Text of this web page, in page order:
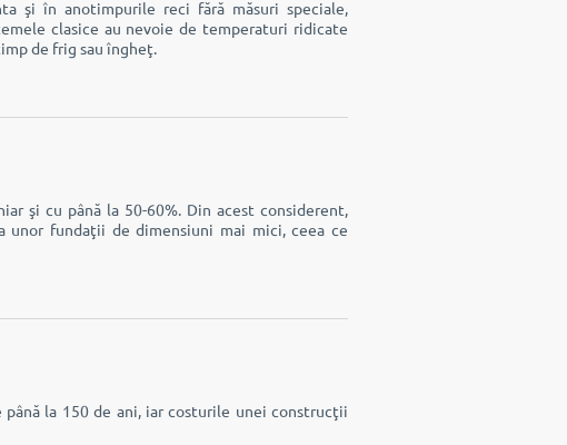
şi în anotimpurile reci fără măsuri speciale,
clasice au nevoie de temperaturi ridicate
de frig sau îngheţ.
şi cu până la 50-60%. Din acest considerent,
unor fundaţii de dimensiuni mai mici, ceea ce
la 150 de ani, iar costurile unei construcţii